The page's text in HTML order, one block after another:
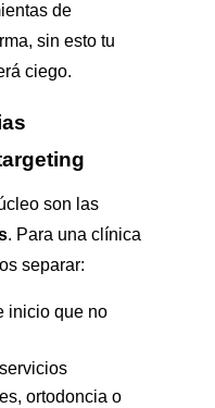
de
sin esto tu
ciego.
son las
. Para una clínica
separar:
inicio que no
ortodoncia o